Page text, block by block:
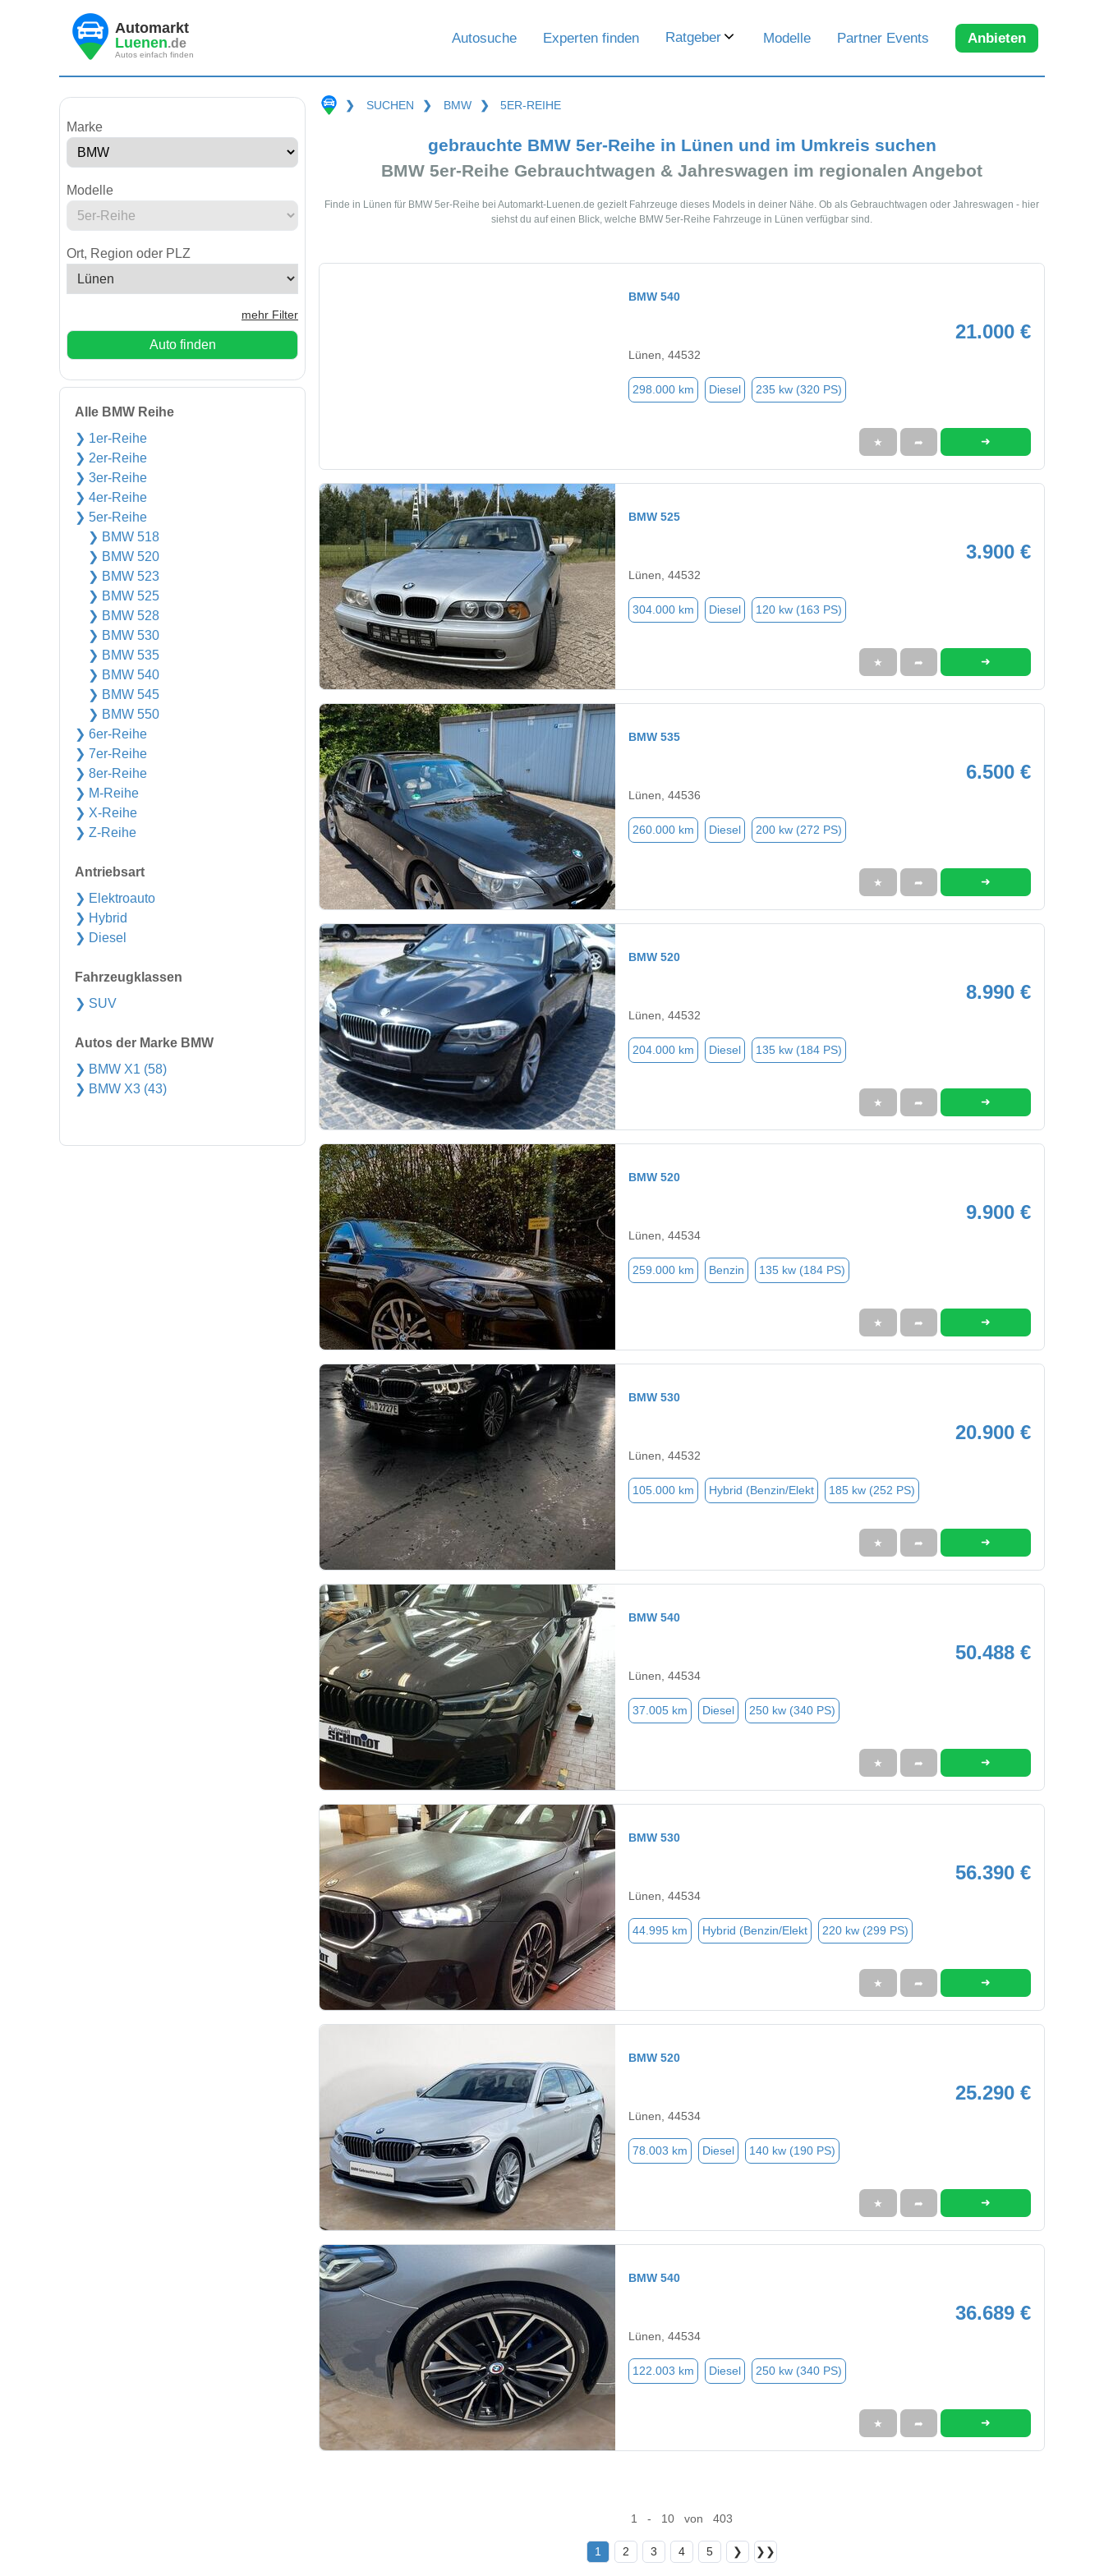
Automarkt
Luenen.de
Autos einfach finden
Autosuche Experten finden Ratgeber Modelle Partner Events Anbieten
Marke
Modelle
Ort, Region oder PLZ
mehr Filter
Auto finden
Alle BMW Reihe
❯ 1er-Reihe
❯ 2er-Reihe
❯ 3er-Reihe
❯ 4er-Reihe
❯ 5er-Reihe
❯ BMW 518
❯ BMW 520
❯ BMW 523
❯ BMW 525
❯ BMW 528
❯ BMW 530
❯ BMW 535
❯ BMW 540
❯ BMW 545
❯ BMW 550
❯ 6er-Reihe
❯ 7er-Reihe
❯ 8er-Reihe
❯ M-Reihe
❯ X-Reihe
❯ Z-Reihe
Antriebsart
❯ Elektroauto
❯ Hybrid
❯ Diesel
Fahrzeugklassen
❯ SUV
Autos der Marke BMW
❯ BMW X1 (58)
❯ BMW X3 (43)
❯ SUCHEN ❯ BMW ❯ 5ER-REIHE
gebrauchte BMW 5er-Reihe in Lünen und im Umkreis suchen
BMW 5er-Reihe Gebrauchtwagen & Jahreswagen im regionalen Angebot
Finde in Lünen für BMW 5er-Reihe bei Automarkt-Luenen.de gezielt Fahrzeuge dieses Models in deiner Nähe. Ob als Gebrauchtwagen oder Jahreswagen - hier
siehst du auf einen Blick, welche BMW 5er-Reihe Fahrzeuge in Lünen verfügbar sind.
BMW 540
21.000 €
Lünen, 44532
298.000 km Diesel 235 kw (320 PS)
★ ➦ ➜
BMW 525
3.900 €
Lünen, 44532
304.000 km Diesel 120 kw (163 PS)
★ ➦ ➜
BMW 535
6.500 €
Lünen, 44536
260.000 km Diesel 200 kw (272 PS)
★ ➦ ➜
BMW 520
8.990 €
Lünen, 44532
204.000 km Diesel 135 kw (184 PS)
★ ➦ ➜
BMW 520
9.900 €
Lünen, 44534
259.000 km Benzin 135 kw (184 PS)
★ ➦ ➜
BMW 530
20.900 €
Lünen, 44532
105.000 km Hybrid (Benzin/Elekt 185 kw (252 PS)
★ ➦ ➜
BMW 540
50.488 €
Lünen, 44534
37.005 km Diesel 250 kw (340 PS)
★ ➦ ➜
BMW 530
56.390 €
Lünen, 44534
44.995 km Hybrid (Benzin/Elekt 220 kw (299 PS)
★ ➦ ➜
BMW 520
25.290 €
Lünen, 44534
78.003 km Diesel 140 kw (190 PS)
★ ➦ ➜
BMW 540
36.689 €
Lünen, 44534
122.003 km Diesel 250 kw (340 PS)
★ ➦ ➜
1 - 10 von 403
1 2 3 4 5 ❯ ❯❯